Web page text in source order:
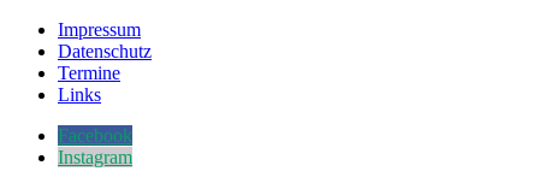
Impressum
Datenschutz
Termine
Links
Facebook
Instagram